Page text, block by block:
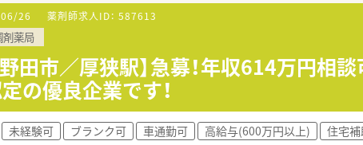
募集背景と求める人物像について】
正社員の退職に伴う欠員補充、および将来の世代交代を見据
自動分包機などの機械化が進んでいるため、新しいシステム
■外来業務から在宅医療まで前向きに挑戦でき、周囲のスタッ
法人特徴について】
年の医薬分業開始と同時に新規立ち上げを行い、長年に
門前ドクターとは設立当初から非常に良好な関係を維持して
経理や事務管理を担当する専任のスタッフが在籍しており、
26 薬剤師求人ID： 587613
剤薬局
野田市／厚狭駅】急募！年収614万円相
の優良企業です！
未経験可 ブランク可 車通勤可 高給与(600万円以上) 住宅